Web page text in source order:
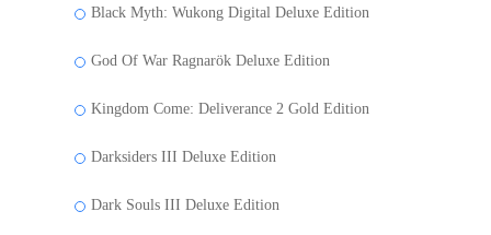
Black Myth: Wukong Digital Deluxe Edition
God Of War Ragnarök Deluxe Edition
Kingdom Come: Deliverance 2 Gold Edition
Darksiders III Deluxe Edition
Dark Souls III Deluxe Edition